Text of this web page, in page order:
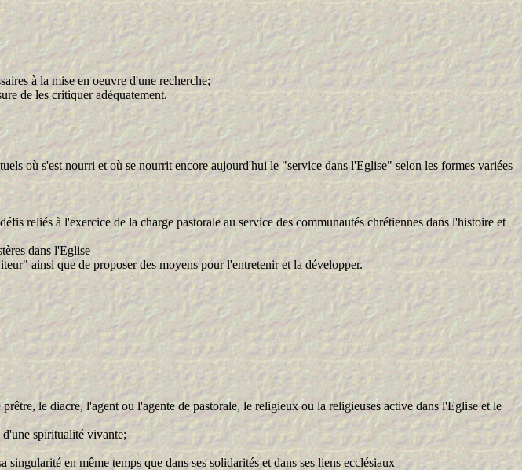
à la mise en oeuvre d'une recherche;
de les critiquer adéquatement.
où s'est nourri et où se nourrit encore aujourd'hui le "service dans l'Eglise" selon les formes variées
reliés à l'exercice de la charge pastorale au service des communautés chrétiennes dans l'histoire et
dans l'Eglise
ainsi que de proposer des moyens pour l'entretenir et la développer.
le diacre, l'agent ou l'agente de pastorale, le religieux ou la religieuses active dans l'Eglise et le
d'une spiritualité vivante;
en même temps que dans ses solidarités et dans ses liens ecclésiaux